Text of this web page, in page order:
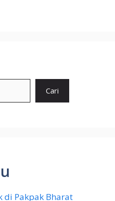
Cari
di Pakpak Bharat